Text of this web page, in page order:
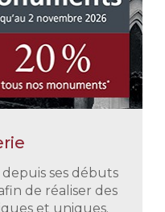
immédiate
retenue nous
toutes vos
Nous
ses débuts
de réaliser des
et uniques.